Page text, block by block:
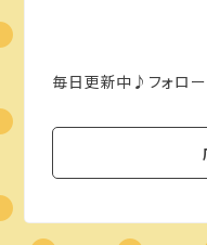
毎日更新中♪フォロー